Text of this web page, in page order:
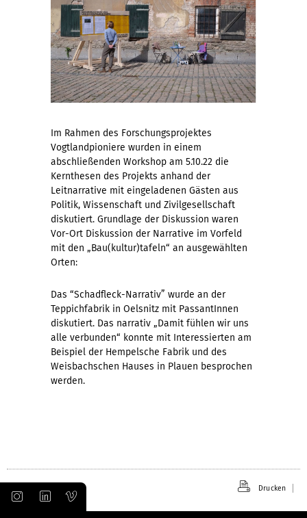
Im Rahmen des Forschungsprojektes
Vogtlandpioniere wurden in einem
abschließenden Workshop am 5.10.22 die
Kernthesen des Projekts anhand der
Leitnarrative mit eingeladenen Gästen aus
Politik, Wissenschaft und Zivilgesellschaft
diskutiert. Grundlage der Diskussion waren
Vor-Ort Diskussion der Narrative im Vorfeld
mit den „Bau(kultur)tafeln“ an ausgewählten
Orten:
Das “Schadfleck-Narrativ” wurde an der
Teppichfabrik in Oelsnitz mit PassantInnen
diskutiert. Das narrativ „Damit fühlen wir uns
alle verbunden“ konnte mit Interessierten am
Beispiel der Hempelsche Fabrik und des
Weisbachschen Hauses in Plauen besprochen
werden.
Drucken